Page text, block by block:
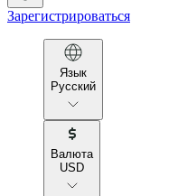
Зарегистрироваться
Язык
Русский
Валюта
USD